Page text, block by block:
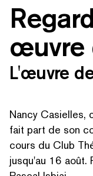
œuvre
L'œuvre
Nancy Casielles,
fait part de son
cours du Club
jusqu'au 16